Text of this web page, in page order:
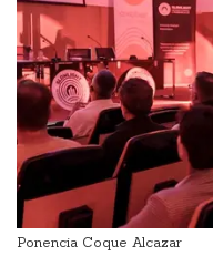
Ponencia Coque Alcazar